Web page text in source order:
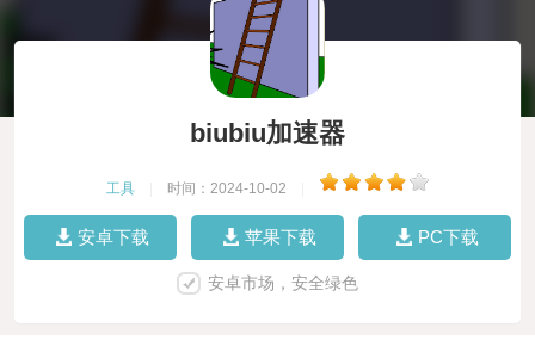
biubiu加速器
工具 时间：2024-10-02
安卓下载 苹果下载 PC下载
安卓市场，安全绿色